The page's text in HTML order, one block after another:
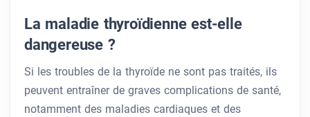
La maladie thyroïdienne est-elle
dangereuse ?
Si les troubles de la thyroïde ne sont pas traités, ils
peuvent entraîner de graves complications de santé,
notamment des maladies cardiaques et des